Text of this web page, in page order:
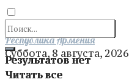
Результатов нет
Читать все
Отправить
Республика Армения
Суббота, 8 августа, 2026